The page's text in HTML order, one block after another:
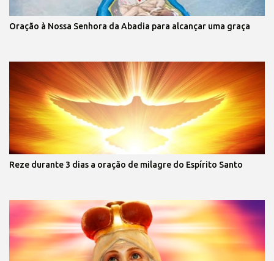
Oração à Nossa Senhora da Abadia para alcançar uma graça
Reze durante 3 dias a oração de milagre do Espírito Santo